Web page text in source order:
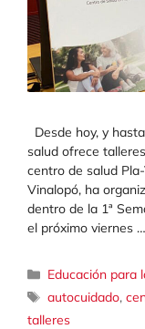
Desde hoy, y
salud ofrece
centro de salud
Vinalopó, ha
dentro de la 1ª
el próximo viernes …
Categorías
Educación para
Etiquetas
autocuidado,
talleres